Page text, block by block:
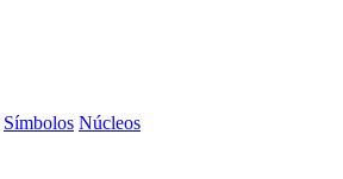
Símbolos Núcleos